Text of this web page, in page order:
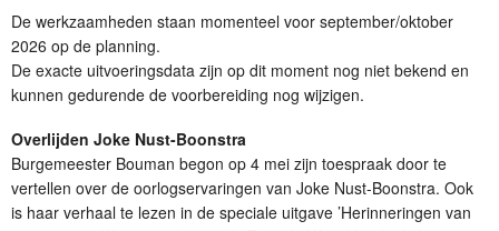
De werkzaamheden staan momenteel voor september/oktober
2026 op de planning.
De exacte uitvoeringsdata zijn op dit moment nog niet bekend en
kunnen gedurende de voorbereiding nog wijzigen.
Overlijden Joke Nust-Boonstra
Burgemeester Bouman begon op 4 mei zijn toespraak door te
vertellen over de oorlogservaringen van Joke Nust-Boonstra. Ook
is haar verhaal te lezen in de speciale uitgave ’Herinneringen van